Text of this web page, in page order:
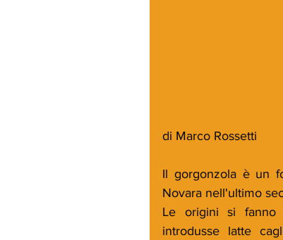
di Marco Rossetti
Il gorgonzola è un
Novara nell'ultimo
Le origini si fanno
introdusse latte